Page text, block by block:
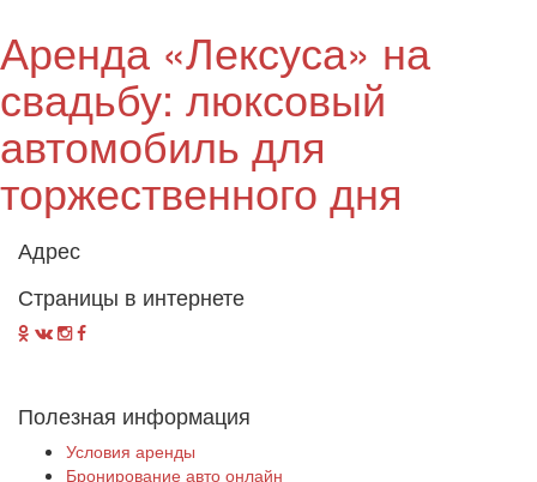
Аренда «Лексуса» на
свадьбу: люксовый
автомобиль для
торжественного дня
Адрес
Страницы в интернете
Полезная информация
Условия аренды
Бронирование авто онлайн